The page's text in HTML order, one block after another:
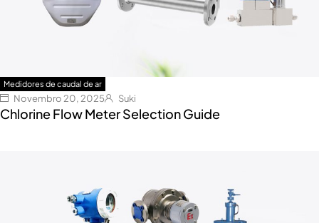
Medidores de caudal de ar
Novembro 20, 2025 Suki
Chlorine Flow Meter Selection Guide